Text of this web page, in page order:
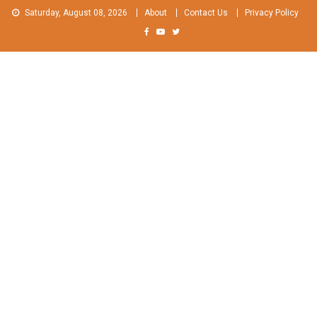
Skip
Saturday, August 08, 2026 About Contact Us Privacy Policy